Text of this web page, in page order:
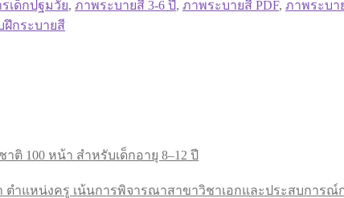
เด็กปฐมวัย, ภาพระบายสี 3-6 ปี, ภาพระบายสี PDF, ภาพระบา
ฝึกระบายสี
ติ 100 หน้า สำหรับเด็กอายุ 8–12 ปี
แหน่งครู เน้นการพิจารณาสาขาวิชาเอกและประสบการณ์ก